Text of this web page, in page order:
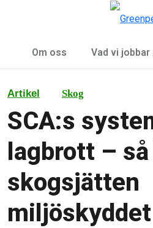
Om oss Vad vi jobbar
Artikel Skog
SCA:s
lagbrott –
skogsjätten
miljöskyddet